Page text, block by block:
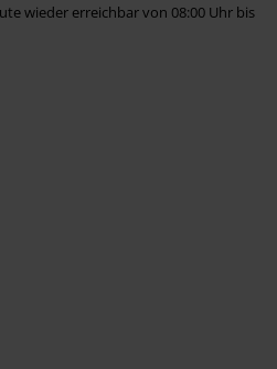
wieder erreichbar von 08:00 Uhr bis